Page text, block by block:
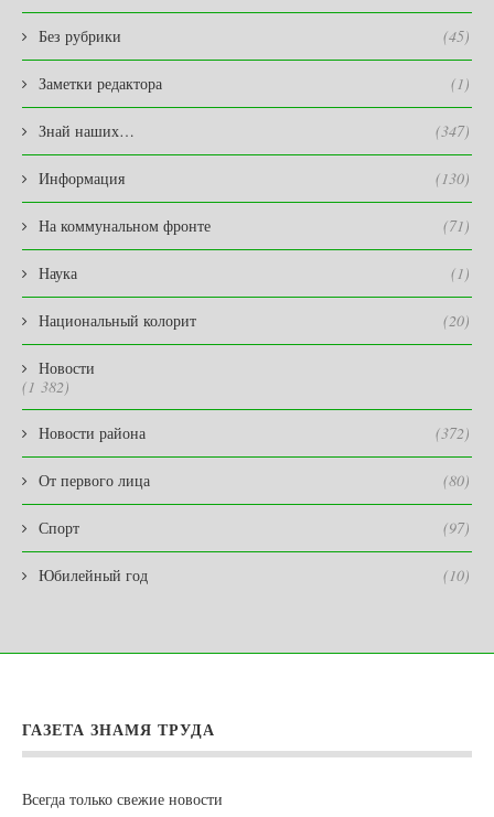
Без рубрики (45)
Заметки редактора (1)
Знай наших… (347)
Информация (130)
На коммунальном фронте (71)
Наука (1)
Национальный колорит (20)
Новости
(1 382)
Новости района (372)
От первого лица (80)
Спорт (97)
Юбилейный год (10)
ГАЗЕТА ЗНАМЯ ТРУДА
Всегда только свежие новости